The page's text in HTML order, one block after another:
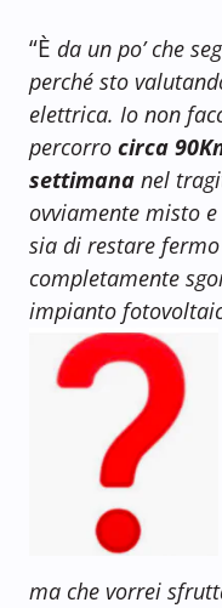
“È da un po’ che
perché sto
elettrica. Io non
percorro circa
settimana nel
ovviamente misto
sia di restare
completamente
impianto
ma che vorrei